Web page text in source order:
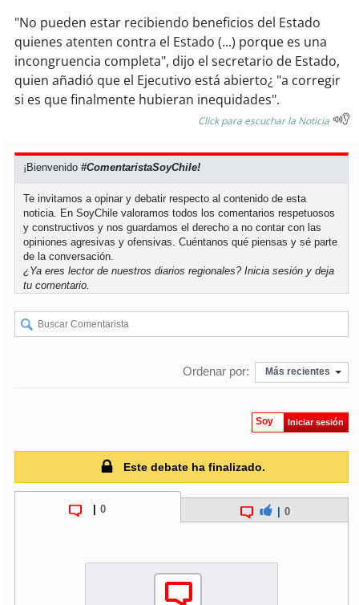
soyarauco
soytemuco
soyvaldivia
soy chiloé
"No pueden estar recibiendo beneficios del Estado
quienes atenten contra el Estado (...) porque es una
incongruencia completa", dijo el secretario de Estado,
quien añadió que el Ejecutivo está abierto¿ "a corregir
si es que finalmente hubieran inequidades".
Click para escuchar la Noticia
¡Bienvenido#ComentaristaSoyChile!
Te invitamos a opinar y debatir respecto al contenido de esta
noticia. En SoyChile valoramos todos los comentarios respetuosos
y constructivos y nos guardamos el derecho a no contar con las
opiniones agresivas y ofensivas. Cuéntanos qué piensas y sé parte
de la conversación.
¿Ya eres lector de nuestros diarios regionales?Inicia sesión y deja
tu comentario.
Ordenar por: Más recientes
Soy Iniciar sesión
Este debate ha finalizado.
0 0